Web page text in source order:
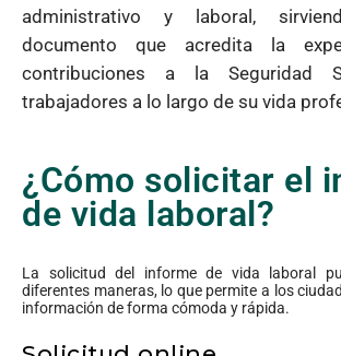
administrativo y laboral,
documento que acredita la
contribuciones a la Seguridad
trabajadores a lo largo de su vida
¿Cómo solicitar el
de vida laboral?
La solicitud del informe de vida laboral
diferentes maneras, lo que permite a los
información de forma cómoda y rápida.